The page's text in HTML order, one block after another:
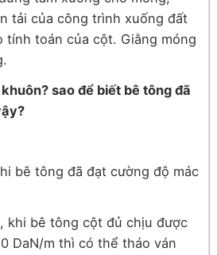
tải của công trình xuống đất
tính toán của cột. Giằng móng
sao để biết bê tông đã
bê tông đã đạt cường độ mác
khi bê tông cột đủ chịu được
DaN/m thì có thể tháo ván